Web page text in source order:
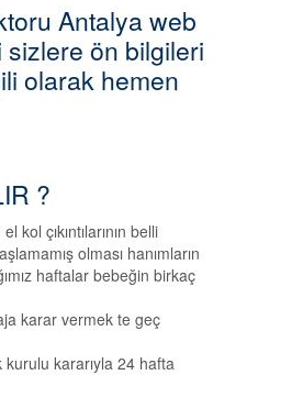
Antalya web
ön bilgileri
olarak hemen
?
çıkıntılarının belli
olması hanımların
haftalar bebeğin birkaç
karar vermek te geç
kararıyla 24 hafta